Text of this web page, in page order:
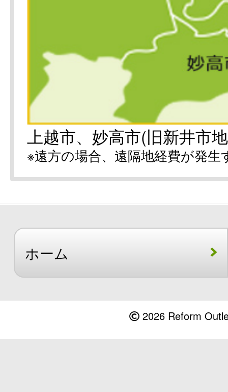
上越市、妙高市(旧新井市
※遠方の場合、遠隔地経費が発
ホーム
2026 Reform